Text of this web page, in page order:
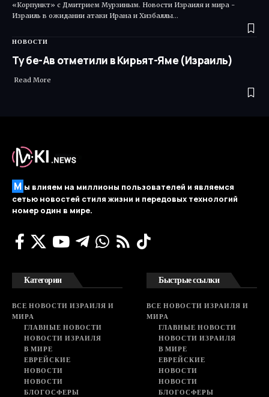
«Корпункт» с Дмитрием Мурзиным. Новости Израиля и мира -
Израиль в ожидании атаки Ирана и Хизбаллы…
НОВОСТИ
Ту бе-Ав отметили в Кирьят-Яме (Израиль)
Read More ​
М ы влияем на миллионы пользователей и являемся
сетью новостей стиля жизни и передовых технологий
номер один в мире.
Категории
ВСЕ НОВОСТИ ИЗРАИЛЯ И
МИРА
ГЛАВНЫЕ НОВОСТИ
НОВОСТИ ИЗРАИЛЯ
В МИРЕ
ЕВРЕЙСКИЕ
НОВОСТИ
НОВОСТИ
БЛОГОСФЕРЫ
Быстрые ссылки
ВСЕ НОВОСТИ ИЗРАИЛЯ И
МИРА
ГЛАВНЫЕ НОВОСТИ
НОВОСТИ ИЗРАИЛЯ
В МИРЕ
ЕВРЕЙСКИЕ
НОВОСТИ
НОВОСТИ
БЛОГОСФЕРЫ